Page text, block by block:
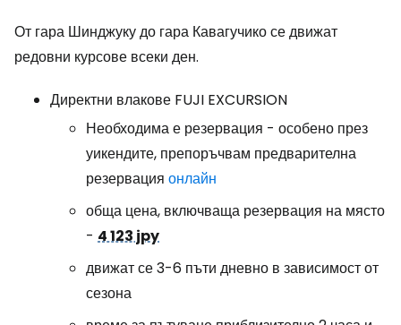
От гара Шинджуку до гара Кавагучико се движат
редовни курсове всеки ден.
Директни влакове FUJI EXCURSION
Необходима е резервация - особено през
уикендите, препоръчвам предварителна
резервация онлайн
обща цена, включваща резервация на място
- 4 123 jpy
движат се 3-6 пъти дневно в зависимост от
сезона